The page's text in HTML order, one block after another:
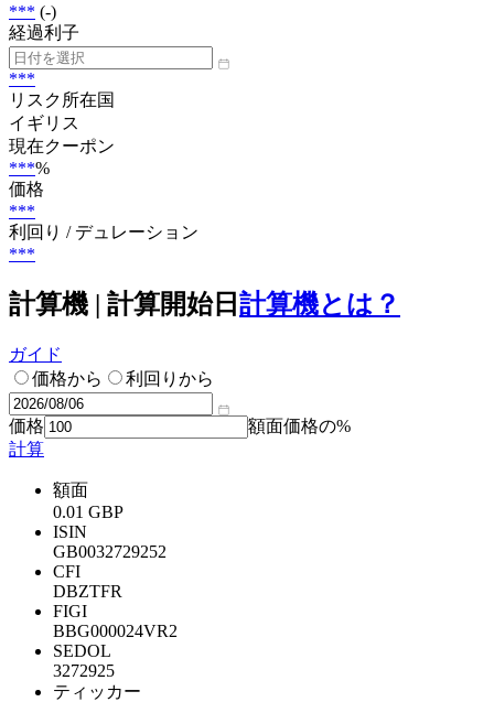
*** (-)
経過利子
***
リスク所在国
イギリス
現在クーポン
***%
価格
***
利回り / デュレーション
***
計算機 | 計算開始日 計算機とは？
ガイド
価格から
利回りから
価格
額面価格の%
計算
額面
0.01 GBP
ISIN
GB0032729252
CFI
DBZTFR
FIGI
BBG000024VR2
SEDOL
3272925
ティッカー